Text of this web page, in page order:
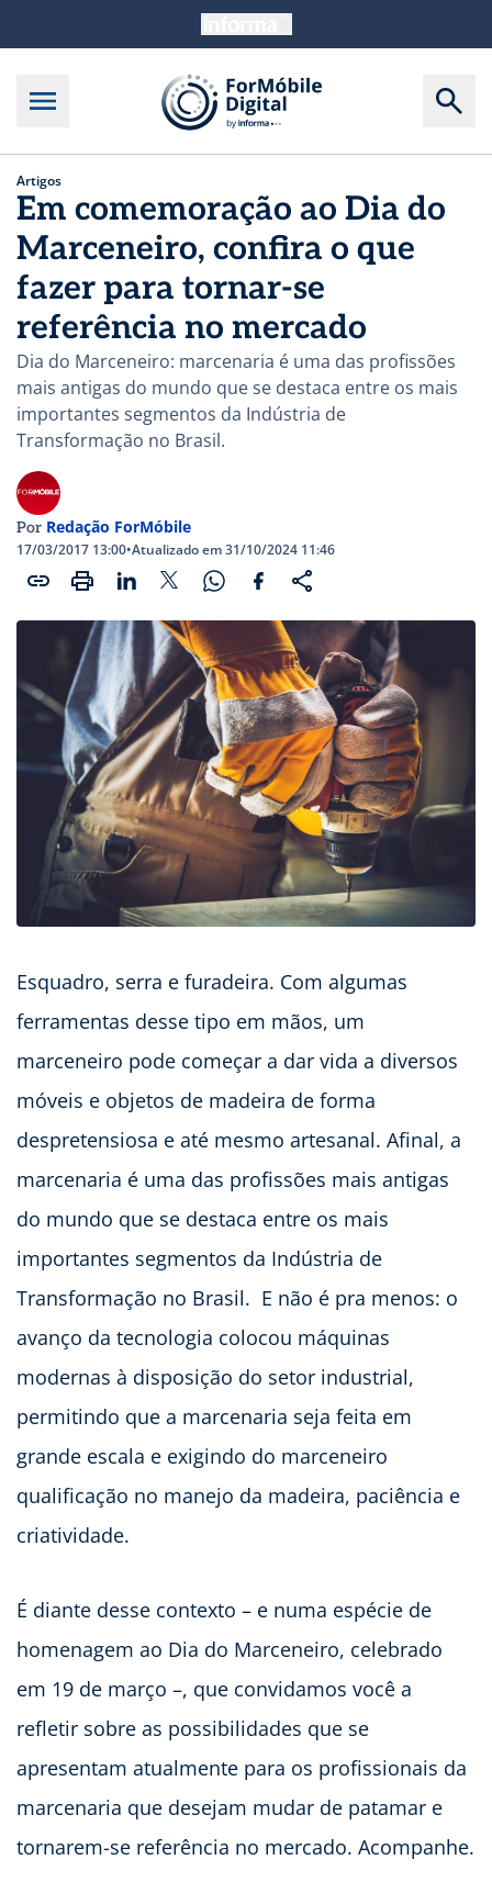
Artigos
Em comemoração ao Dia do
Marceneiro, confira o que
fazer para tornar-se
referência no mercado
Dia do Marceneiro: marcenaria é uma das profissões
mais antigas do mundo que se destaca entre os mais
importantes segmentos da Indústria de
Transformação no Brasil.
Por Redação ForMóbile
17/03/2017 13:00•Atualizado em 31/10/2024 11:46
Esquadro, serra e furadeira. Com algumas
ferramentas desse tipo em mãos, um
marceneiro pode começar a dar vida a diversos
móveis e objetos de madeira de forma
despretensiosa e até mesmo artesanal. Afinal, a
marcenaria é uma das profissões mais antigas
do mundo que se destaca entre os mais
importantes segmentos da Indústria de
Transformação no Brasil. E não é pra menos: o
avanço da tecnologia colocou máquinas
modernas à disposição do setor industrial,
permitindo que a marcenaria seja feita em
grande escala e exigindo do marceneiro
qualificação no manejo da madeira, paciência e
criatividade.
É diante desse contexto – e numa espécie de
homenagem ao Dia do Marceneiro, celebrado
em 19 de março –, que convidamos você a
refletir sobre as possibilidades que se
apresentam atualmente para os profissionais da
marcenaria que desejam mudar de patamar e
tornarem-se referência no mercado. Acompanhe.